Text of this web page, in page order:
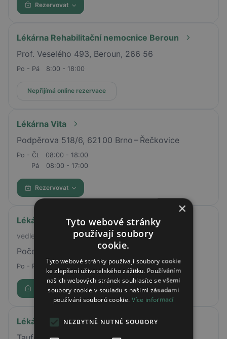
Rezervovat
Lékárna Rehabilitační nemocnice Beroun
Prof. Veselého 493, Beroun, 266 56
Po - Pá 8:00 - 18:00
Nepřijímá online rezervace
Lékárna Vita
Podpěrova 518/6, 621 00 Brno – Řečkovice
Po - Čt
08:00 - 18:00
Pá
08:00 - 17:00
Rezervovat
Lékárna AVE
vedle drogerie TETA
Počernická 62, Praha 10, 10100
Po - Pá 08:00 - 18:00
Rezervovat
Lékárna Kbely
×
Tyto webové stránky
používají soubory
cookie.
Tyto webové stránky používají soubory cookie
ke zlepšení uživatelského zážitku. Používáním
našich webových stránek souhlasíte se všemi
soubory cookie v souladu s našimi zásadami
používání souborů cookie. Více informací
NEZBYTNĚ NUTNÉ SOUBORY